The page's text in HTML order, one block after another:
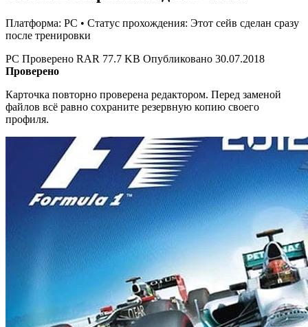
Платформа: PC • Статус прохождения: Этот сейв сделан сразу
после тренировки
PC Проверено RAR 77.7 KB Опубликовано 30.07.2018
Проверено
Карточка повторно проверена редактором. Перед заменой
файлов всё равно сохраните резервную копию своего
профиля.